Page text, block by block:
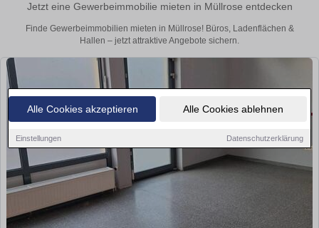
Alle Cookies akzeptieren Alle Cookies ablehnen
Einstellungen Datenschutzerklärung
Jetzt eine Gewerbeimmobilie mieten in Müllrose entdecken
Finde Gewerbeimmobilien mieten in Müllrose! Büros, Ladenflächen &
Hallen – jetzt attraktive Angebote sichern.